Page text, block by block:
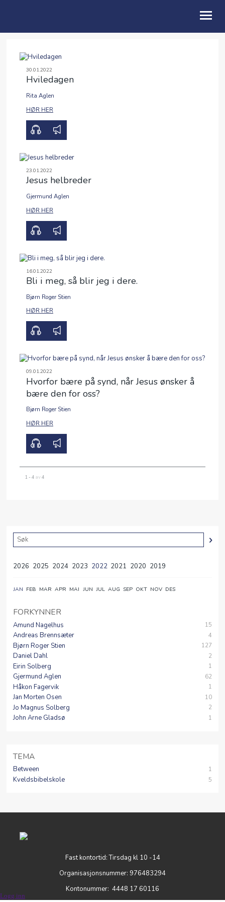
OM OSS
BLI MED
FRIBU
KALENDER
ANDAKTER
30.01.2022
Hviledagen
Rita Aglen
HØR HER
23.01.2022
Jesus helbreder
Gjermund Aglen
HØR HER
16.01.2022
Bli i meg, så blir jeg i dere.
Bjørn Roger Stien
HØR HER
09.01.2022
Hvorfor bære på synd, når Jesus ønsker å
bære den for oss?
Bjørn Roger Stien
HØR HER
1 - 4av4
2026 2025 2024 2023 2022 2021 2020 2019
JAN FEB MAR APR MAI JUN JUL AUG SEP OKT NOV DES
FORKYNNER
Amund Nagelhus 15
Andreas Brennsæter 4
Bjørn Roger Stien 127
Daniel Dahl 2
Eirin Solberg 1
Gjermund Aglen 62
Håkon Fagervik 1
Jan Morten Osen 10
Jo Magnus Solberg 2
John Arne Gladsø 1
TEMA
Between 1
Kveldsbibelskole 5
Fast kontortid: Tirsdag kl 10 -14
Organisasjonsnummer: 976483294
Kontonummer: 4448 17 60116
Logg inn